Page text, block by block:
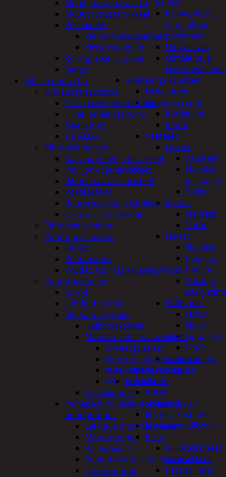
Kylpytynnyrit,
uima-altaat,
porealtaat
Uima-altaat
Uimalelut ja
kelluntavälineet
Vaatteet ja asusteet
Heijastimet
Laukut ja reput
Käsilaukut
Reput
Vaatteet
Lapset
Asusteet
Hanskat
ja lapaset
Sukat
Miehet
Hanskat
Sukat
Naiset
Hanskat
Paidat ja
housut
Sukat ja
Päähineet
Hatut
Huivit
Lippalakit
Pipot
Sadeasut
Auto, vene ja moottori
Autonhoito
Auton
sisäpuhdistus
Ilmanraikastimet
Korjausmaalikynät
Pesu
Kiillotuskoneet
ja tarvikkeet
Pesuvälineet
Mopit, harjat ja varret
Muut siivoustarvikkeet
Pesuaineet
Viemärinavausaineet
Yleispesuaineet
Roskapussit ja -astiat
Sangot
Piha ja puutarha
Grillaus ja savustus
Grillit ja rengaspolttimet
Hiilet, briketit ja purut
Savustimet
Tarvikkeet
Piharakennukset
Kasvihuoneet ja tarvikkeet
Paviljonkit ja tarvikkeet
Pihapatsaat ja koristeet
Postilaatikot
Puutarhavajat ja katokset
Ulko-wc ja tarvikkeet
Piharakentaminen
Puutarhakalusteet
Keinut
Pehmusteet
Pöydät, tuolit ja kalusteryhmät
Puutarhakoneet
Kärryt
Lehtipuhaltimet
Metsurin työkalut
Halkomakoneet
Moottorisahat ja tarvikkeet
Kirveet ja sahat
Moottorisahat ja raivaussahat
Tukkisakset ja sahapukit
Viilat ja teräketjut
Oksasilppurit
Painepesurit, vesiautomaatit ja
uppopumput
Letkut ja muut tarvikkeet
Muut pumput
Painepesurit
Reppuruiskut ja painepullot
Uppopumput